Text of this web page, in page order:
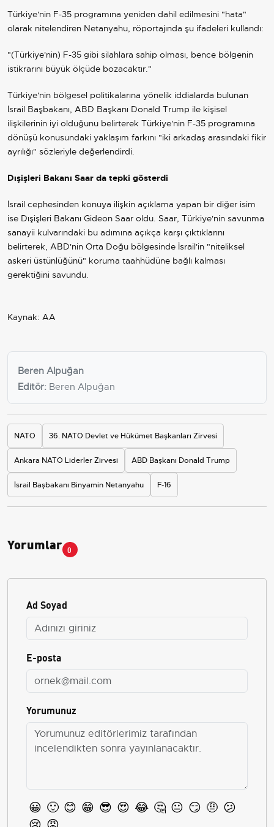
Türkiye'nin F-35 programına yeniden dahil edilmesini "hata"
olarak nitelendiren Netanyahu, röportajında şu ifadeleri kullandı:
"(Türkiye'nin) F-35 gibi silahlara sahip olması, bence bölgenin
istikrarını büyük ölçüde bozacaktır."
Türkiye'nin bölgesel politikalarına yönelik iddialarda bulunan
İsrail Başbakanı, ABD Başkanı Donald Trump ile kişisel
ilişkilerinin iyi olduğunu belirterek Türkiye'nin F-35 programına
dönüşü konusundaki yaklaşım farkını "iki arkadaş arasındaki fikir
ayrılığı" sözleriyle değerlendirdi.
Dışişleri Bakanı Saar da tepki gösterdi
İsrail cephesinden konuya ilişkin açıklama yapan bir diğer isim
ise Dışişleri Bakanı Gideon Saar oldu. Saar, Türkiye'nin savunma
sanayii kulvarındaki bu adımına açıkça karşı çıktıklarını
belirterek, ABD'nin Orta Doğu bölgesinde İsrail'in "niteliksel
askeri üstünlüğünü" koruma taahhüdüne bağlı kalması
gerektiğini savundu.
Kaynak: AA
Beren Alpuğan
Editör: Beren Alpuğan
NATO 36. NATO Devlet ve Hükümet Başkanları Zirvesi
Ankara NATO Liderler Zirvesi ABD Başkanı Donald Trump
İsrail Başbakanı Binyamin Netanyahu F-16
Yorumlar 0
Ad Soyad
E-posta
Yorumunuz
😀 🙂 😊 😁 😎 😍 😂 🤔 😐 😏 🤨 😕